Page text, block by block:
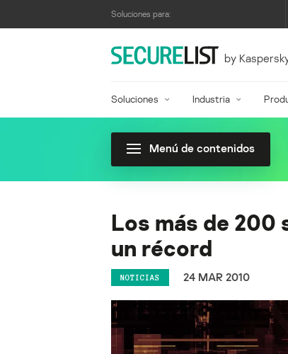
Soluciones para:
by
Soluciones Industria
Menú de contenidos
Los más de
un récord
NOTICIAS 24 MAR 2010